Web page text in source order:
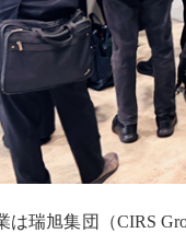
は瑞旭集団（CIRS